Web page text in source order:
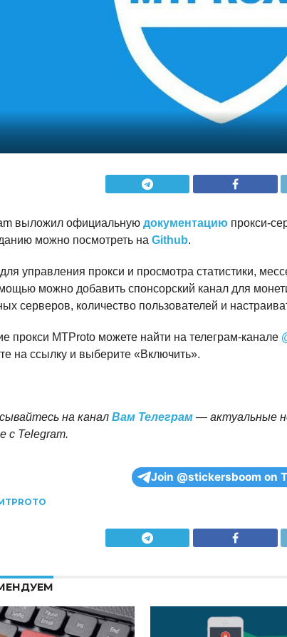
выложил официальную документацию прокси-
можно посмотреть на Github.
управления прокси и просмотра статистики,
можно добавить спонсорский канал для
серверов, количество пользователей и
прокси MTProto можете найти на телеграм-канале
на ссылку и выберите «Включить».
на канал Вам Телеграм— актуальные
с Telegram.
Join @stickersboom on